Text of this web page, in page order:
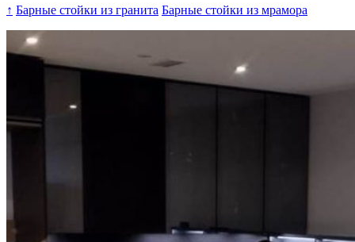
↑ Барные стойки из гранита Барные стойки из мрамора